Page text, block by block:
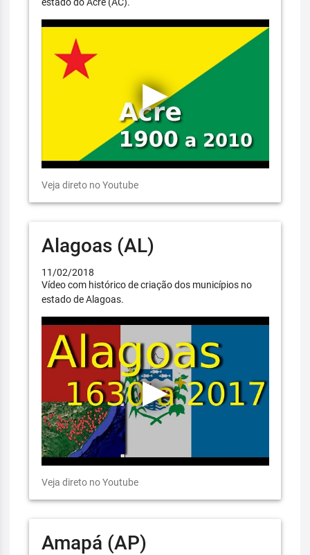
Veja direto no Youtube
Alagoas (AL)
11/02/2018
Vídeo com histórico de criação dos municípios no
estado de Alagoas.
Veja direto no Youtube
Amapá (AP)